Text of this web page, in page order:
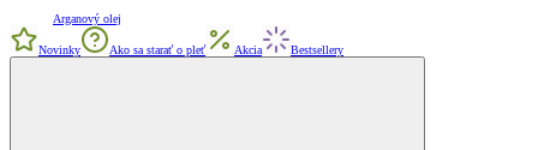
Arganový olej
Novinky Ako sa starať o pleť Akcia Bestsellery